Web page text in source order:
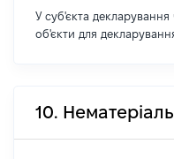
У суб'єкта декларування
об'єкти для
10.